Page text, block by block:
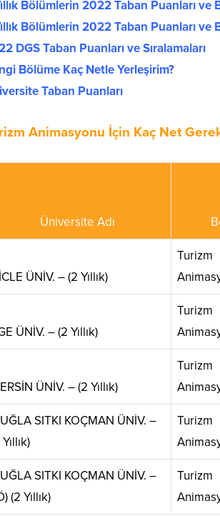
Bölümlerin 2022 Taban Puanları ve
Bölümlerin 2022 Taban Puanları ve
DGS Taban Puanları ve Sıralamaları
Bölüme Kaç Netle Yerleşirim?
Taban Puanları
Animasyonu İçin Kaç Net
Üniversite Adı
ÜNİV. – (2 Yıllık)
Turizm
ÜNİV. – (2 Yıllık)
Turizm
ÜNİV. – (2 Yıllık)
Turizm
SITKI KOÇMAN ÜNİV. –
Turizm
SITKI KOÇMAN ÜNİV. –
(2 Yıllık)
Turizm